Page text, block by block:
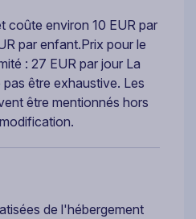
coûte environ 10 EUR par
par enfant.Prix pour le
: 27 EUR par jour La
être exhaustive. Les
être mentionnés hors
de l'hébergement